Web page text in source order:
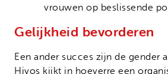
vrouwen op beslissende
Gelijkheid bevorderen
Een ander succes zijn de gender
Hivos kijkt in hoeverre een